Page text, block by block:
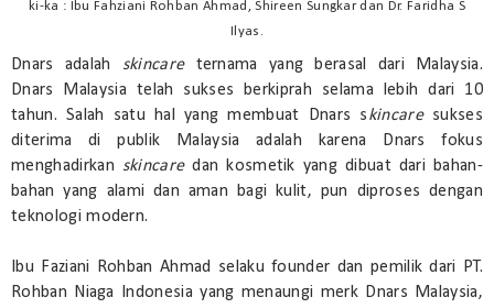
ki-ka : Ibu Fahziani Rohban Ahmad, Shireen Sungkar dan Dr. Faridha S
Ilyas.
Dnars adalah skincare ternama yang berasal dari Malaysia.
Dnars Malaysia telah sukses berkiprah selama lebih dari 10
tahun. Salah satu hal yang membuat Dnars skincaresukses
diterima di publik Malaysia adalah karena Dnars fokus
menghadirkan skincaredan kosmetik yang dibuat dari bahan-
bahan yang alami dan aman bagi kulit, pun diproses dengan
teknologi modern.
Ibu Faziani Rohban Ahmad selaku founder dan pemilik dari PT.
Rohban Niaga Indonesia yang menaungi merk Dnars Malaysia,